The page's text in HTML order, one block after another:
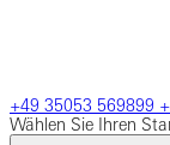
+49 35053 569899
Wählen Sie Ihren